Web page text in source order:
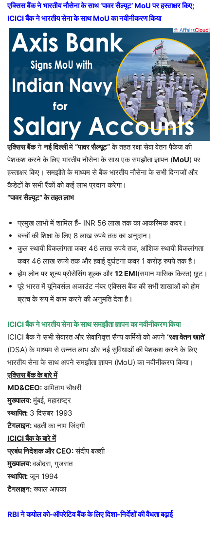
एक्सिस बैंक ने भारतीय नौसेना के साथ ‘पावर सैल्यूट’ MoU पर हस्ताक्षर किए;
ICICI बैंक ने भारतीय सेना के साथ MoU का नवीनीकरण किया
एक्सिस बैंकनेनई दिल्लीमें “पावर सैल्यूट”के तहत रक्षा सेवा वेतन पैकेज की
पेशकश करने के लिए भारतीय नौसेना के साथ एक समझौता ज्ञापन (MoU) पर
हस्ताक्षर किए। समझौते के माध्यम से बैंक भारतीय नौसेना के सभी दिग्गजों और
कैडेटों के सभी रैंकों को कई लाभ प्रदान करेगा।
“पावर सैल्यूट” के तहत लाभ
प्रमुख लाभों में शामिल हैं- INR 56 लाख तक का आकस्मिक कवर।
बच्चों की शिक्षा के लिए 8 लाख रुपये तक का अनुदान।
कुल स्थायी विकलांगता कवर 46 लाख रुपये तक, आंशिक स्थायी विकलांगता
कवर 46 लाख रुपये तक और हवाई दुर्घटना कवर 1 करोड़ रुपये तक है।
होम लोन पर शून्य प्रोसेसिंग शुल्क और 12 EMI(समान मासिक किस्त) छूट।
पूरे भारत में यूनिवर्सल अकाउंट नंबर एक्सिस बैंक की सभी शाखाओं को होम
ब्रांच के रूप में काम करने की अनुमति देता है।
ICICI बैंक ने भारतीय सेना के साथ समझौता ज्ञापन का नवीनीकरण किया
ICICI बैंक ने सभी सेवारत और सेवानिवृत्त सैन्य कर्मियों को अपने ‘रक्षा वेतन खाते’
(DSA) के माध्यम से उन्नत लाभ और नई सुविधाओं की पेशकश करने के लिए
भारतीय सेना के साथ अपने समझौता ज्ञापन (MoU) का नवीनीकरण किया।
एक्सिस बैंक के बारे में
MD&CEO: अमिताभ चौधरी
मुख्यालय:मुंबई, महाराष्ट्र
स्थापित: 3 दिसंबर 1993
टैगलाइन:बढ़ती का नाम जिंदगी
ICICI बैंक के बारे में
प्रबंध निदेशक और CEO:संदीप बख्शी
मुख्यालय:वडोदरा, गुजरात
स्थापित:जून 1994
टैगलाइन:ख्याल आपका
RBI ने कपोल को-ऑपरेटिव बैंक के लिए दिशा-निर्देशों की वैधता बढ़ाई